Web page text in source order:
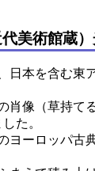
美術館蔵
本を含む東
像（草持て
た。
ーロッパ